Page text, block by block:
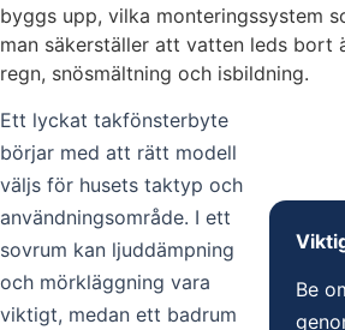
byggs upp, vilka monteringssystem
man säkerställer att vatten leds bort
regn, snösmältning och isbildning.
Ett lyckat takfönsterbyte
börjar med att rätt modell
väljs för husets taktyp och
användningsområde. I ett
sovrum kan ljuddämpning
och mörkläggning vara
viktigt, medan ett badrum
Be